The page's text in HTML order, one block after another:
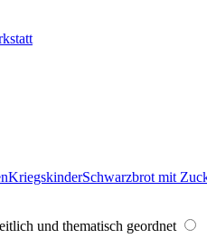
KriegskinderSchwarzbrot mit
und thematisch geordnet